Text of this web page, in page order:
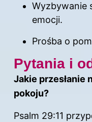
Wyzbywanie
emocji.
Prośba o
Pytania i
Jakie przesłanie
pokoju?
Psalm 29:11